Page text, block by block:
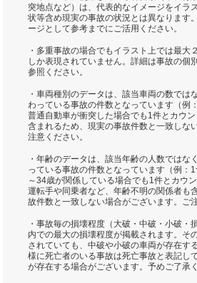
突地点など）は、代表的なイメージをイラ
状等含め現実の事故の状況とは異なります
ージとして参考までにご活用ください。
・多重事故の場合でもイラスト上では最大
しか表現されていません。詳細は事故の個
参照ください。
・車両種別のデータは、該当車両の数では
わっている事故の件数となっています（例
普通自動車が衝突した場合でも1件とカウ
含まれるため、現実の事故件数と一致しな
注意ください。
・年齢のデータは、該当年齢の人数ではな
っている事故の件数となっています（例：
～34歳が関係している場合でも1件とカウ
運転手や同乗者など、年齢不明の関係者も
故件数と一致しない場合がございます。ご
・事故毎の損壊程度（大破・中破・小破・
内での最大の損壊程度が掲載されます。そ
されていても、中破や小破の車両が存在す
様に死亡者のいる事故は死亡事故と表記し
が存在する場合がございます。予めご了承